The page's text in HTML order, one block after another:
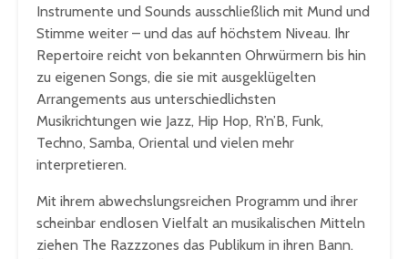
Instrumente und Sounds ausschließlich mit Mund und
Stimme weiter – und das auf höchstem Niveau. Ihr
Repertoire reicht von bekannten Ohrwürmern bis hin
zu eigenen Songs, die sie mit ausgeklügelten
Arrangements aus unterschiedlichsten
Musikrichtungen wie Jazz, Hip Hop, R’n’B, Funk,
Techno, Samba, Oriental und vielen mehr
interpretieren.
Mit ihrem abwechslungsreichen Programm und ihrer
scheinbar endlosen Vielfalt an musikalischen Mitteln
ziehen The Razzzones das Publikum in ihren Bann.